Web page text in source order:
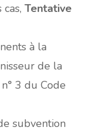
Tentative
à la
de la
3 du Code
subvention